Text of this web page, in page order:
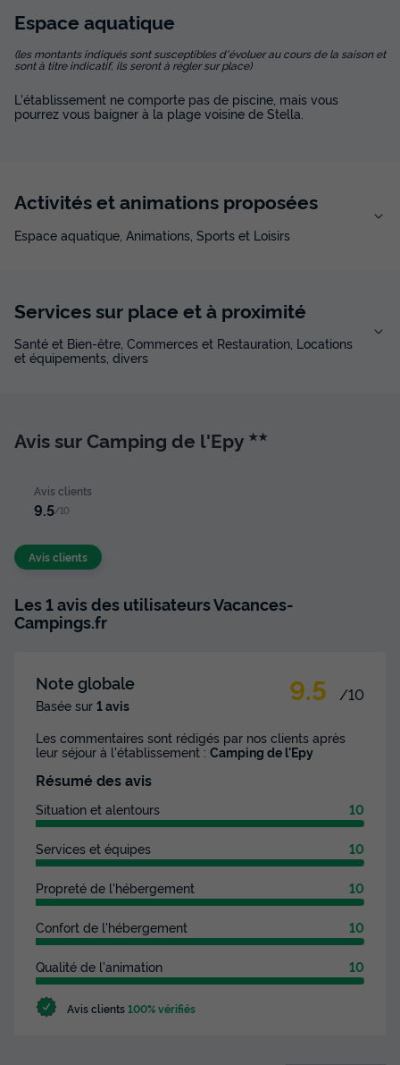
Espace aquatique
(les montants indiqués sont susceptibles d'évoluer au cours de la saison et
sont à titre indicatif, ils seront à régler sur place)
L'établissement ne comporte pas de piscine, mais vous
pourrez vous baigner à la plage voisine de Stella.
Activités et animations proposées
Espace aquatique, Animations, Sports et Loisirs
Services sur place et à proximité
Santé et Bien-être, Commerces et Restauration, Locations
et équipements, divers
Avis sur Camping de l'Epy ★★
Avis clients
9.5/10
Avis clients
Les 1 avis des utilisateurs Vacances-
Campings.fr
Note globale
Basée sur 1 avis 9.5 /10
Les commentaires sont rédigés par nos clients après
leur séjour à l'établissement : Camping de l'Epy
Résumé des avis
Situation et alentours 10
Services et équipes 10
Propreté de l'hébergement 10
Confort de l'hébergement 10
Qualité de l'animation 10
Avis clients100% vérifiés